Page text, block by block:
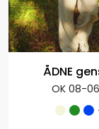
ÅDNE
OK 08-